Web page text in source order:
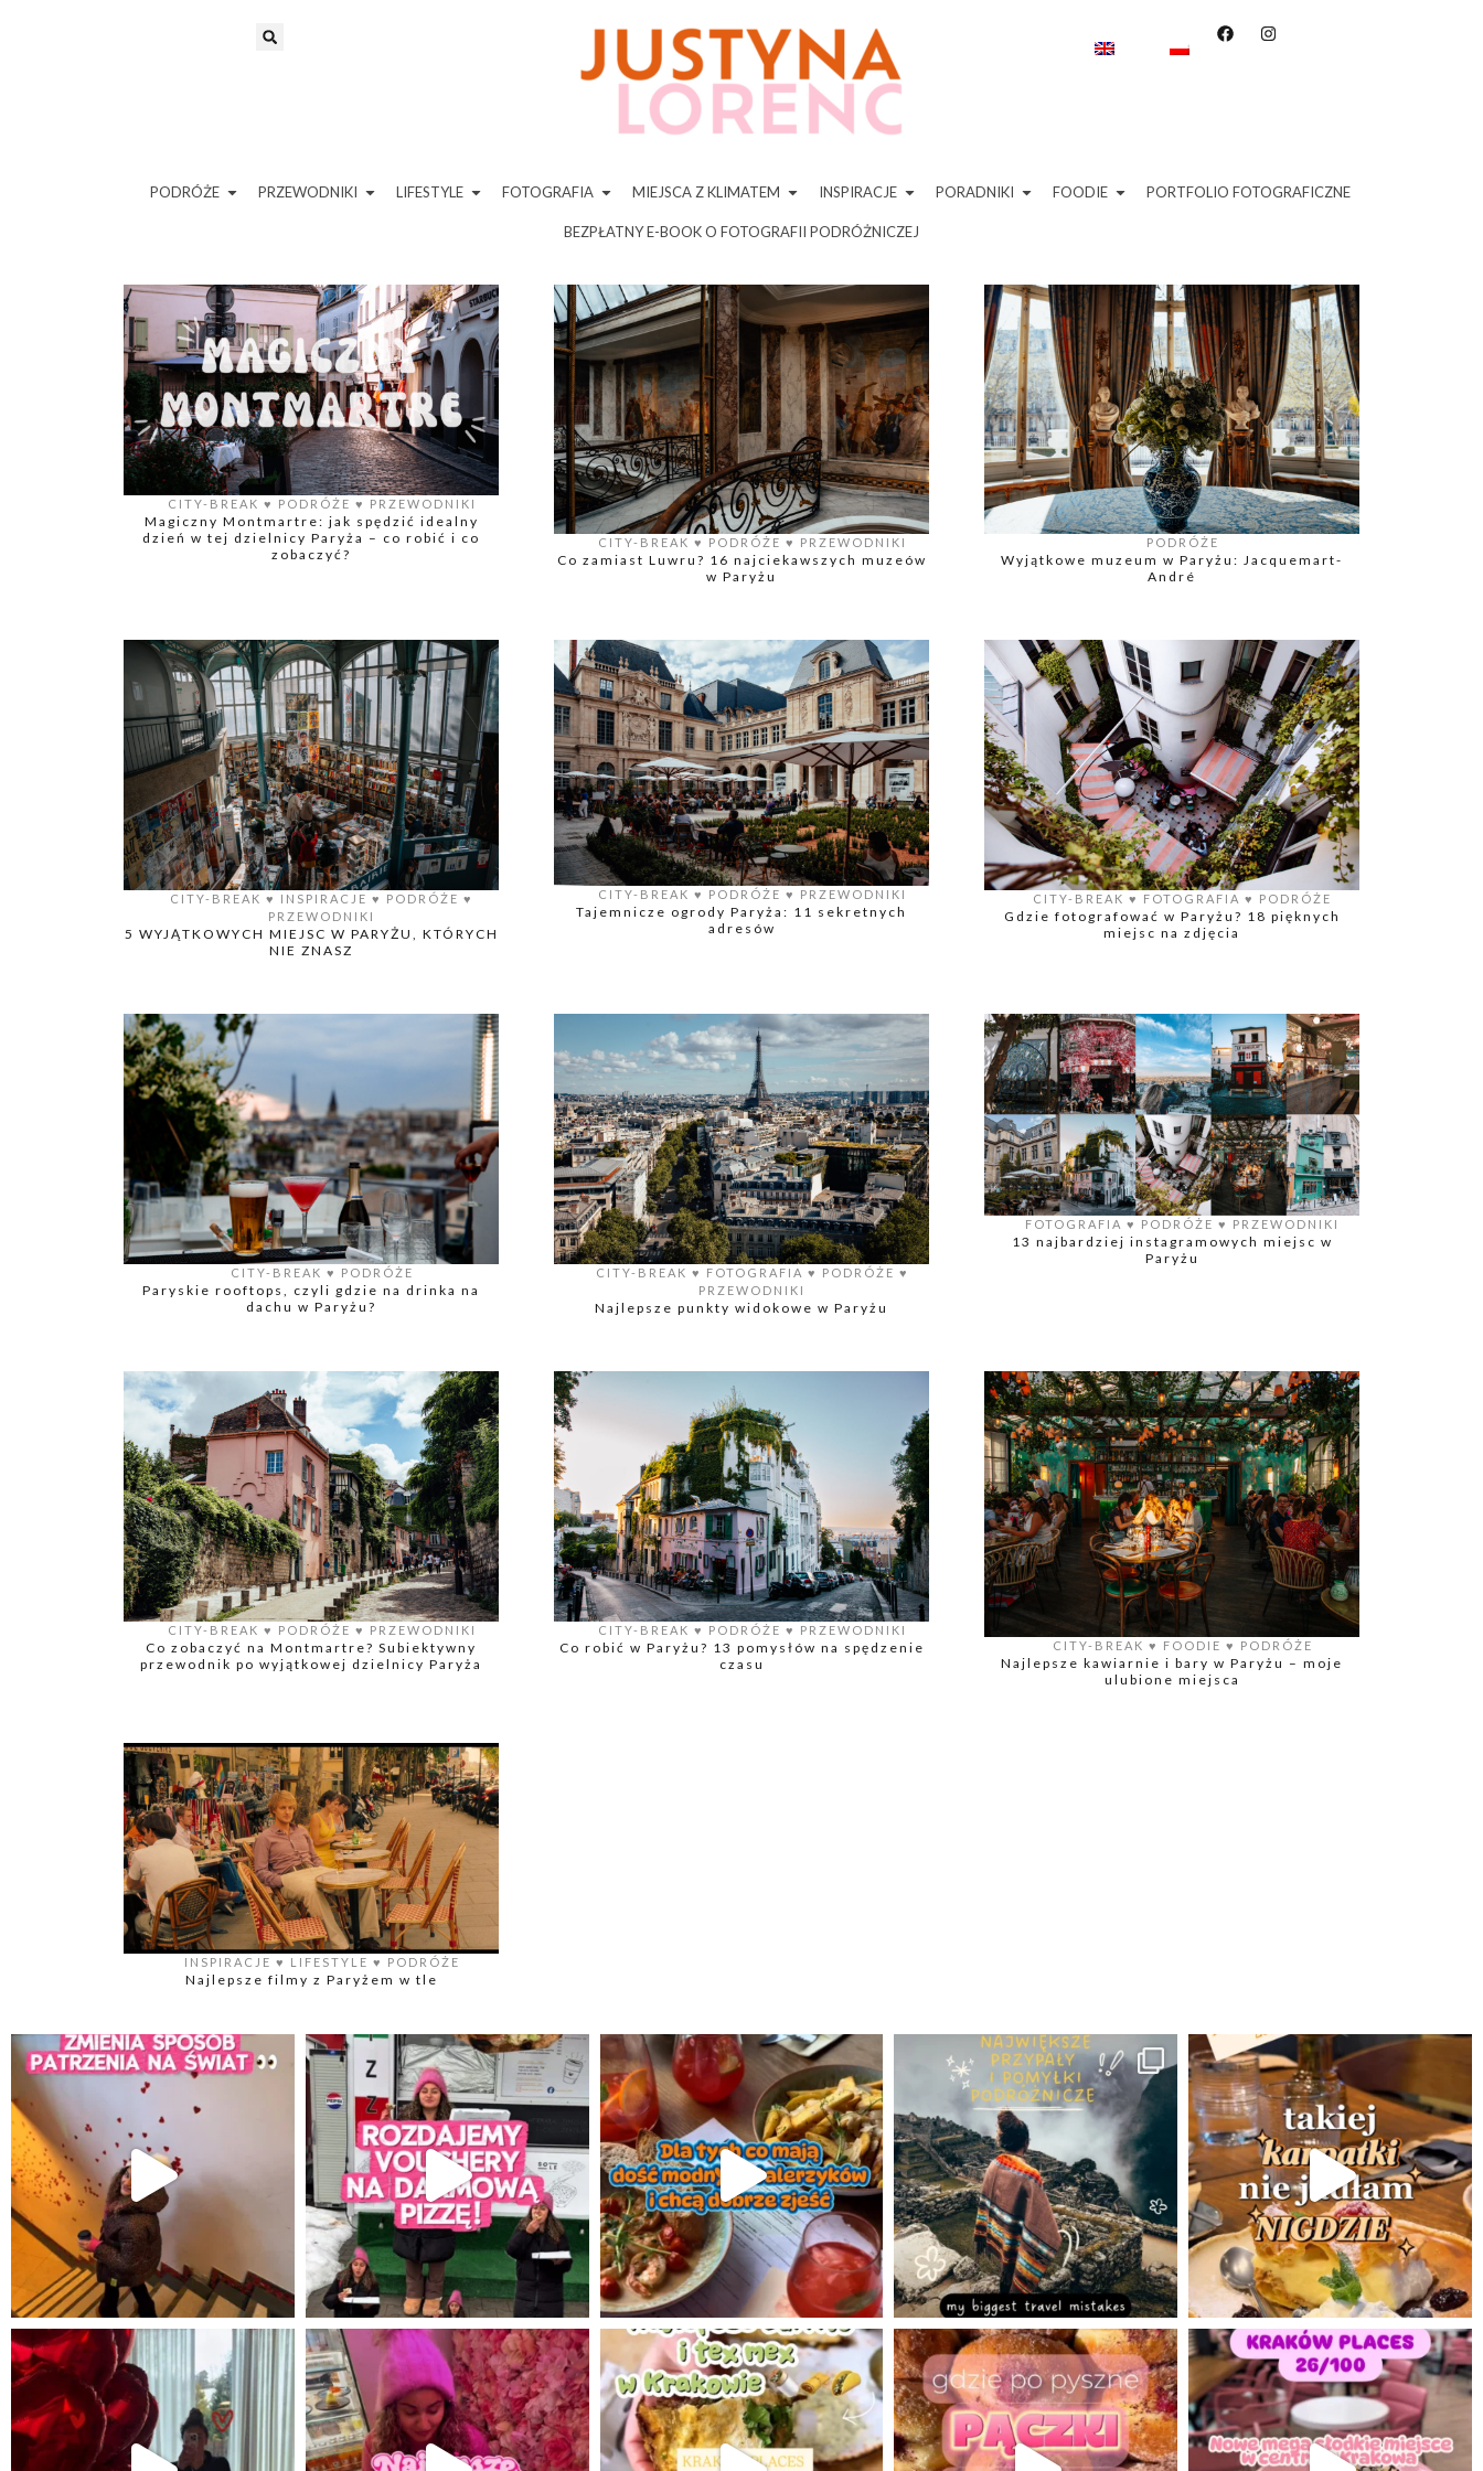
PODRÓŻE PRZEWODNIKI LIFESTYLE FOTOGRAFIA MIEJSCA Z KLIMATEM INSPIRACJE PORADNIKI FOODIE PORTFOLIO FOTOGRAFICZNE
BEZPŁATNY E-BOOK O FOTOGRAFII PODRÓŻNICZEJ
CITY-BREAK ♥️ PODRÓŻE ♥️ PRZEWODNIKI
Magiczny Montmartre: jak spędzić idealny
dzień w tej dzielnicy Paryża – co robić i co
zobaczyć?
CITY-BREAK ♥️ PODRÓŻE ♥️ PRZEWODNIKI
Co zamiast Luwru? 16 najciekawszych muzeów
w Paryżu
PODRÓŻE
Wyjątkowe muzeum w Paryżu: Jacquemart-
André
CITY-BREAK ♥️ INSPIRACJE ♥️ PODRÓŻE ♥️
PRZEWODNIKI
5 WYJĄTKOWYCH MIEJSC W PARYŻU, KTÓRYCH
NIE ZNASZ
CITY-BREAK ♥️ PODRÓŻE ♥️ PRZEWODNIKI
Tajemnicze ogrody Paryża: 11 sekretnych
adresów
CITY-BREAK ♥️ FOTOGRAFIA ♥️ PODRÓŻE
Gdzie fotografować w Paryżu? 18 pięknych
miejsc na zdjęcia
CITY-BREAK ♥️ PODRÓŻE
Paryskie rooftops, czyli gdzie na drinka na
dachu w Paryżu?
CITY-BREAK ♥️ FOTOGRAFIA ♥️ PODRÓŻE ♥️
PRZEWODNIKI
Najlepsze punkty widokowe w Paryżu
FOTOGRAFIA ♥️ PODRÓŻE ♥️ PRZEWODNIKI
13 najbardziej instagramowych miejsc w
Paryżu
CITY-BREAK ♥️ PODRÓŻE ♥️ PRZEWODNIKI
Co zobaczyć na Montmartre? Subiektywny
przewodnik po wyjątkowej dzielnicy Paryża
CITY-BREAK ♥️ PODRÓŻE ♥️ PRZEWODNIKI
Co robić w Paryżu? 13 pomysłów na spędzenie
czasu
CITY-BREAK ♥️ FOODIE ♥️ PODRÓŻE
Najlepsze kawiarnie i bary w Paryżu – moje
ulubione miejsca
INSPIRACJE ♥️ LIFESTYLE ♥️ PODRÓŻE
Najlepsze filmy z Paryżem w tle